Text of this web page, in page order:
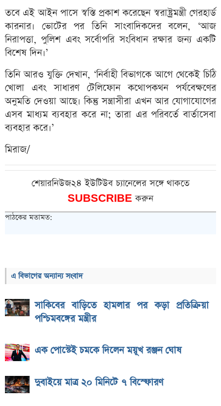
তবে এই আইন পাসে স্বস্তি প্রকাশ করেছেন স্বরাষ্ট্রমন্ত্রী গেরহার্ড
কারনার। ভোটের পর তিনি সাংবাদিকদের বলেন, ‘আজ
নিরাপত্তা, পুলিশ এবং সর্বোপরি সংবিধান রক্ষার জন্য একটি
বিশেষ দিন।’
তিনি আরও যুক্তি দেখান, ‘নির্বাহী বিভাগকে আগে থেকেই চিঠি
খোলা এবং সাধারণ টেলিফোন কথোপকথন পর্যবেক্ষণের
অনুমতি দেওয়া আছে। কিন্তু সন্ত্রাসীরা এখন আর যোগাযোগের
এসব মাধ্যম ব্যবহার করে না; তারা এর পরিবর্তে বার্তাসেবা
ব্যবহার করে।’
মিরাজ/
শেয়ারনিউজ২৪ ইউটিউব চ্যানেলের সঙ্গে থাকতে
SUBSCRIBEকরুন
পাঠকের মতামত:
এ বিভাগের অন্যান্য সংবাদ
সাকিবের বাড়িতে হামলার পর কড়া প্রতিক্রিয়া
পশ্চিমবঙ্গের মন্ত্রীর
এক পোস্টেই চমকে দিলেন ময়ূখ রঞ্জন ঘোষ
দুবাইয়ে মাত্র ২০ মিনিটে ৭ বিস্ফোরণ